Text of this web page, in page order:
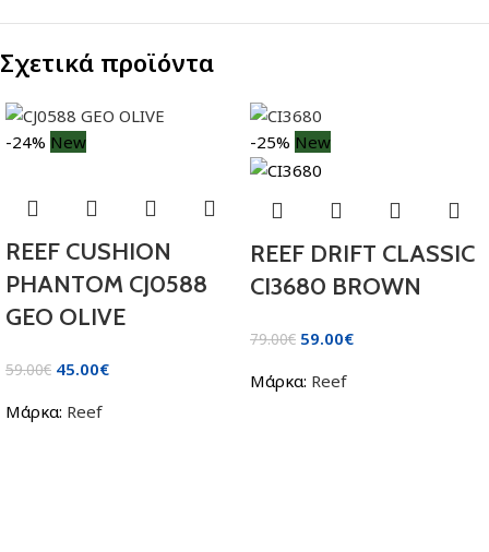
Σχετικά προϊόντα
-24% New
REEF CUSHION
PHANTOM CJ0588
GEO OLIVE
59.00€ 45.00€
Μάρκα: Reef
-25% New
REEF DRIFT CLASSIC
CI3680 BROWN
79.00€ 59.00€
Μάρκα: Reef